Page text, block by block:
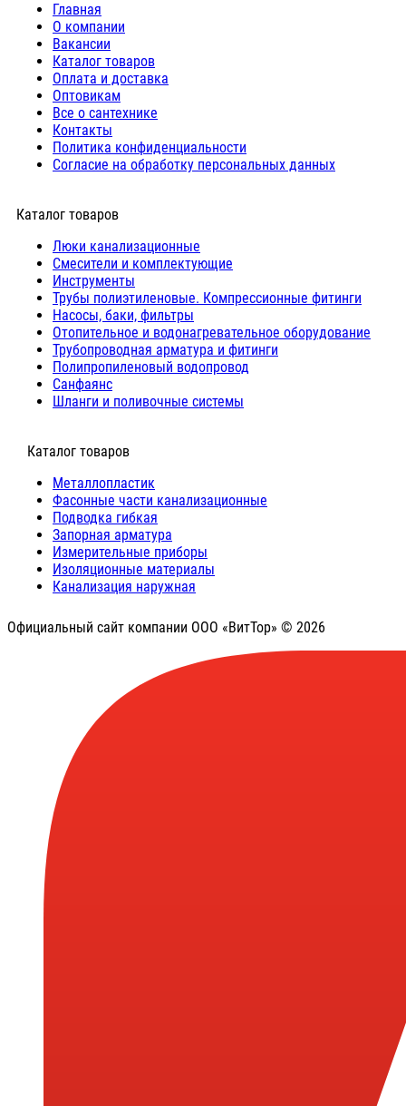
Главная
О компании
Вакансии
Каталог товаров
Оплата и доставка
Оптовикам
Все о сантехнике
Контакты
Политика конфиденциальности
Согласие на обработку персональных данных
Каталог товаров
Люки канализационные
Cмесители и комплектующие
Инструменты
Трубы полиэтиленовые. Компрессионные фитинги
Насосы, баки, фильтры
Отопительное и водонагревательное оборудование
Трубопроводная арматура и фитинги
Полипропиленовый водопровод
Санфаянс
Шланги и поливочные системы
⠀Каталог товаров
Металлопластик
Фасонные части канализационные
Подводка гибкая
Запорная арматура
Измерительные приборы
Изоляционные материалы
Канализация наружная
Официальный сайт компании ООО «ВитТор» © 2026